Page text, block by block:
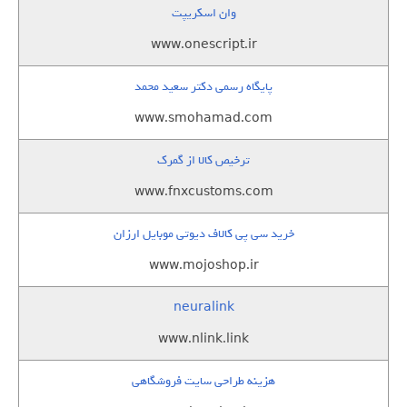
وان اسکریپت
www.onescript.ir
پایگاه رسمی دکتر سعید محمد
www.smohamad.com
ترخیص کالا از گمرک
www.fnxcustoms.com
خرید سی پی کالاف دیوتی موبایل ارزان
www.mojoshop.ir
neuralink
www.nlink.link
هزینه طراحی سایت فروشگاهی